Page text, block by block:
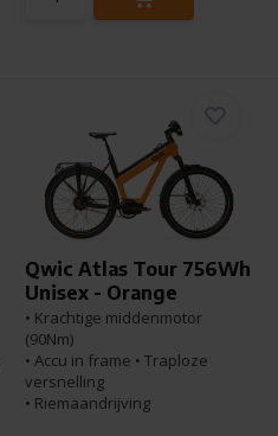
Qwic Atlas Tour 756Wh
Unisex - Orange
• Krachtige middenmotor
(90Nm)
• Accu in frame • Traploze
versnelling
• Riemaandrijving